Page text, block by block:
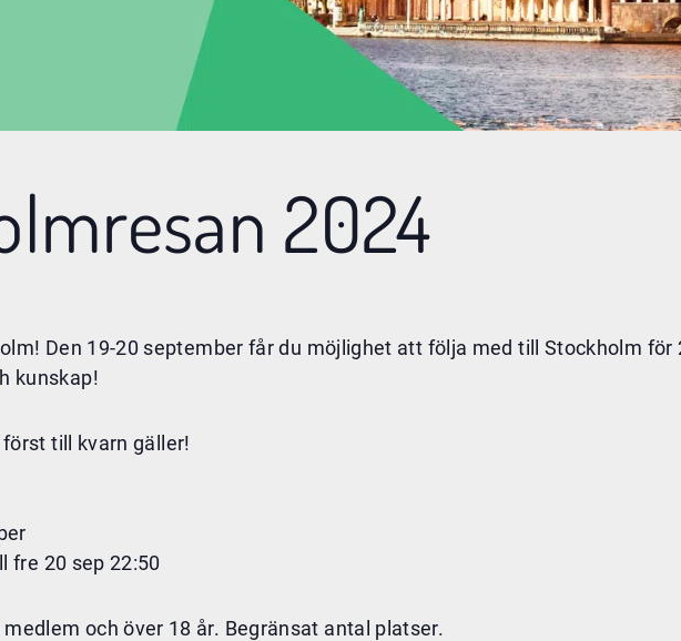
2024
Den 19-20 september får du möjlighet att följa med till Stockholm
kunskap!
till kvarn gäller!
fre 20 sep 22:50
och över 18 år. Begränsat antal platser.